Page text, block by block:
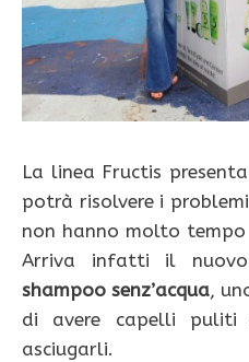
La linea Fructis
potrà risolvere i
non hanno molto tempo
Arriva infatti il
shampoo senz’acqua,
di avere capelli puliti
asciugarli.